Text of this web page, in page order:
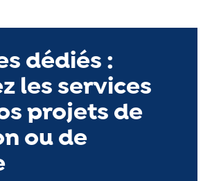
dédiés :
les services
projets de
ou de